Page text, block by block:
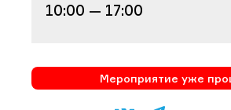
10:00 — 17:00
Мероприятие уже